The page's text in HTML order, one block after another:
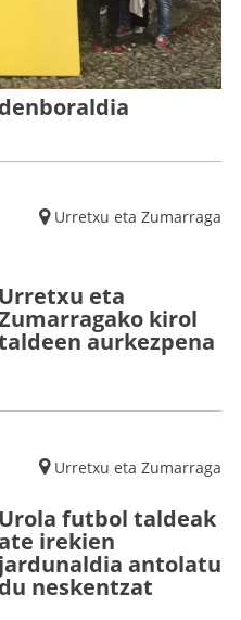
Urretxu eta Zumarraga
Urretxu eta
kirol
aurkezpena
Urretxu eta Zumarraga
Urola futbol taldeak
irekien
jardunaldia antolatu
neskentzat